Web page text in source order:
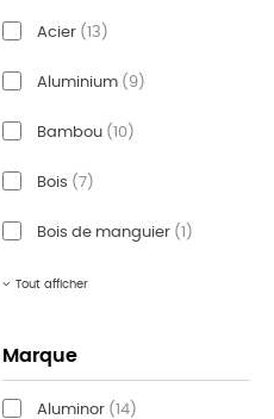
Acier (13)
Aluminium (9)
Bambou (10)
Bois (7)
Bois de manguier (1)
Tout afficher
Marque
Aluminor (14)